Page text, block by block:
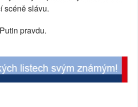
scéně slávu.
pravdu.